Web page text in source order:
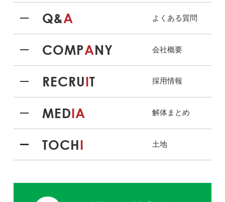
Q&A よくある質問
COMPANY 会社概要
RECRUIT 採用情報
MEDIA 解体まとめ
TOCHI 土地